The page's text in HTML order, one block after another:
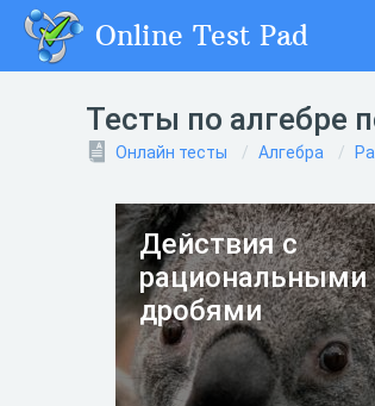
Online Test Pad
Тесты по алгебре
Онлайн тесты Алгебра
Действия с
рациональными
дробями